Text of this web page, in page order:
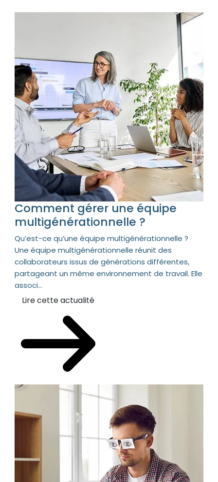
Comment gérer une équipe
multigénérationnelle ?
Qu’est-ce qu’une équipe multigénérationnelle ?
Une équipe multigénérationnelle réunit des
collaborateurs issus de générations différentes,
partageant un même environnement de travail. Elle
associ...
Lire cette actualité